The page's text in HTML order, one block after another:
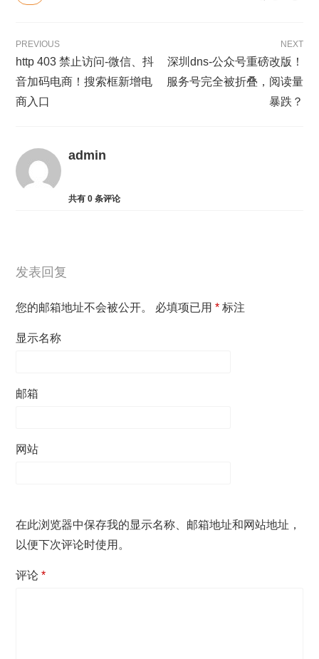
PREVIOUS
http 403 禁止访问-微信、抖
音加码电商！搜索框新增电
商入口
NEXT
深圳dns-公众号重磅改版！
服务号完全被折叠，阅读量
暴跌？
admin
共有0 条评论
发表回复
您的邮箱地址不会被公开。 必填项已用* 标注
显示名称
邮箱
网站
在此浏览器中保存我的显示名称、邮箱地址和网站地址，
以便下次评论时使用。
评论*